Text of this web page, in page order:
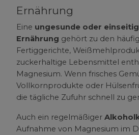
Ernährung
Eine ungesunde oder
Ernährung gehört zu den
Fertiggerichte,
zuckerhaltige Lebensmittel
Magnesium. Wenn frisches
Vollkornprodukte oder
die tägliche Zufuhr schnell zu
Auch ein regelmäßiger
Aufnahme von Magnesium im